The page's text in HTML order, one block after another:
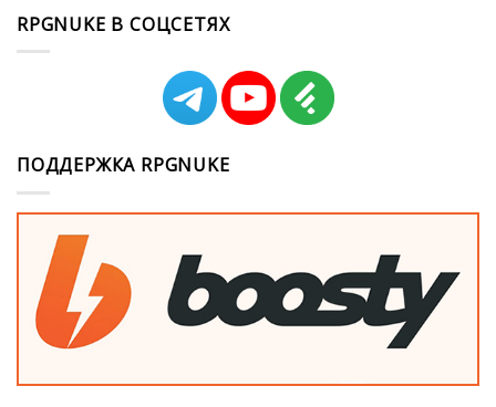
RPGNUKE В СОЦСЕТЯХ
ПОДДЕРЖКА RPGNUKE